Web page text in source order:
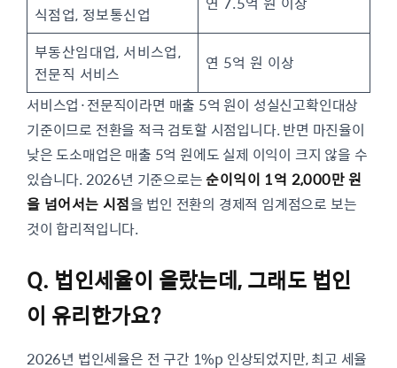
식점업, 정보통신업
부동산임대업, 서비스업,
전문직 서비스
연 5억 원 이상
서비스업·전문직이라면 매출 5억 원이 성실신고확인대상
기준이므로 전환을 적극 검토할 시점입니다. 반면 마진율이
낮은 도소매업은 매출 5억 원에도 실제 이익이 크지 않을 수
있습니다. 2026년 기준으로는순이익이 1억 2,000만 원
을 넘어서는 시점을 법인 전환의 경제적 임계점으로 보는
것이 합리적입니다.
Q. 법인세율이 올랐는데, 그래도 법인
이 유리한가요?
2026년 법인세율은 전 구간 1%p 인상되었지만, 최고 세율